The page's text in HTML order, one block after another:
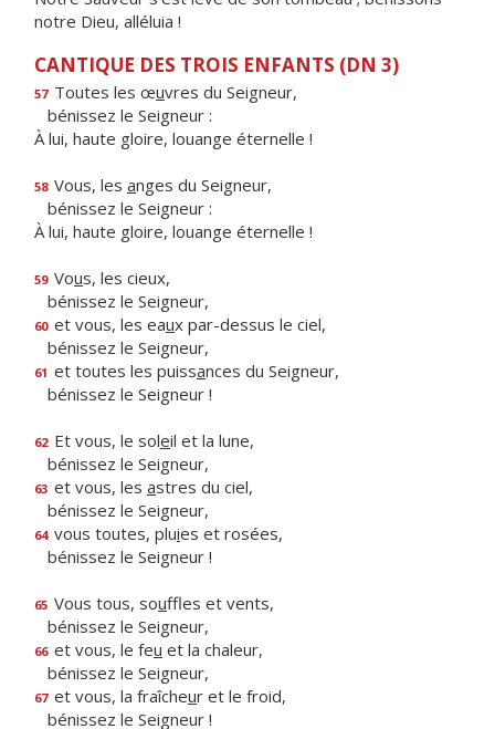
notre Dieu, alléluia !
CANTIQUE DES TROIS ENFANTS (DN 3)
57 Toutes les œuvres du Seigneur,
bénissez le Seigneur :
À lui, haute gloire, louange éternelle !
58 Vous, les anges du Seigneur,
bénissez le Seigneur :
À lui, haute gloire, louange éternelle !
59 Vous, les cieux,
bénissez le Seigneur,
60 et vous, les eaux par-dessus le ciel,
bénissez le Seigneur,
61 et toutes les puissances du Seigneur,
bénissez le Seigneur !
62 Et vous, le soleil et la lune,
bénissez le Seigneur,
63 et vous, les astres du ciel,
bénissez le Seigneur,
64 vous toutes, pluies et rosées,
bénissez le Seigneur !
65 Vous tous, souffles et vents,
bénissez le Seigneur,
66 et vous, le feu et la chaleur,
bénissez le Seigneur,
67 et vous, la fraîcheur et le froid,
bénissez le Seigneur !